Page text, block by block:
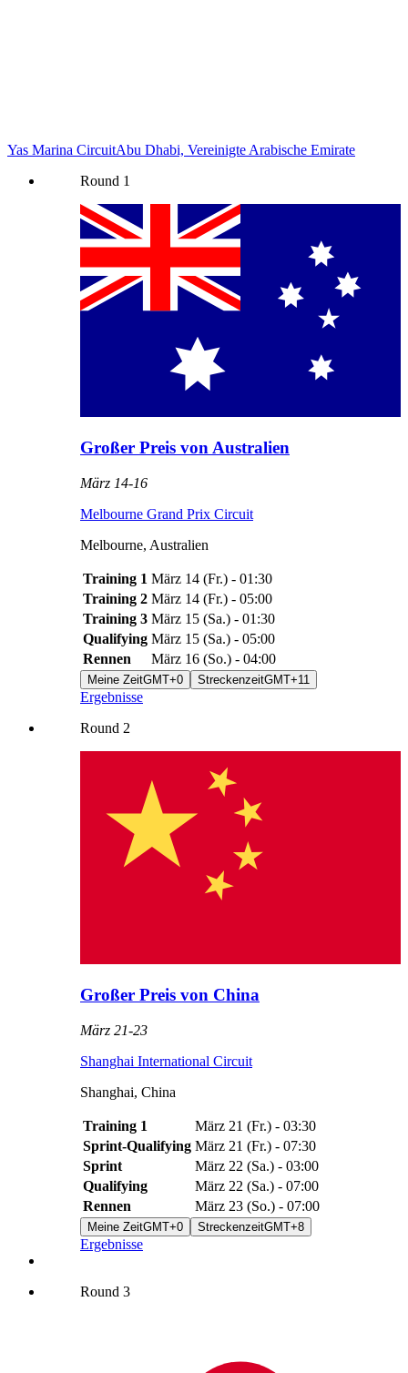
Yas Marina CircuitAbu Dhabi, Vereinigte Arabische Emirate
Round 1
Großer Preis von Australien
März 14-16
Melbourne Grand Prix Circuit
Melbourne, Australien
Training 1 März 14 (Fr.) - 01:30
Training 2 März 14 (Fr.) - 05:00
Training 3 März 15 (Sa.) - 01:30
Qualifying März 15 (Sa.) - 05:00
Rennen
März 16 (So.) - 04:00
Meine ZeitGMT+0 StreckenzeitGMT+11
Ergebnisse
Round 2
Großer Preis von China
März 21-23
Shanghai International Circuit
Shanghai, China
Training 1 März 21 (Fr.) - 03:30
Sprint-Qualifying März 21 (Fr.) - 07:30
Sprint
März 22 (Sa.) - 03:00
Qualifying
März 22 (Sa.) - 07:00
Rennen
März 23 (So.) - 07:00
Meine ZeitGMT+0 StreckenzeitGMT+8
Ergebnisse
Round 3